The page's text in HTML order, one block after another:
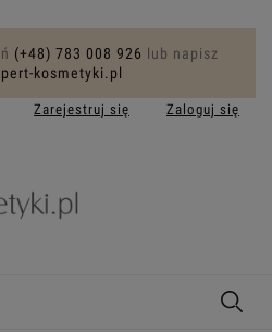
(+48) 783 008 926 lub napisz
kosmetyki.pl
Zarejestruj się Zaloguj się